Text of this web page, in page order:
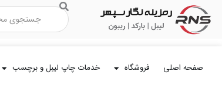
پرش
جستجو
صفحه اصلی فروشگاه خدمات چاپ لیبل و برچسب